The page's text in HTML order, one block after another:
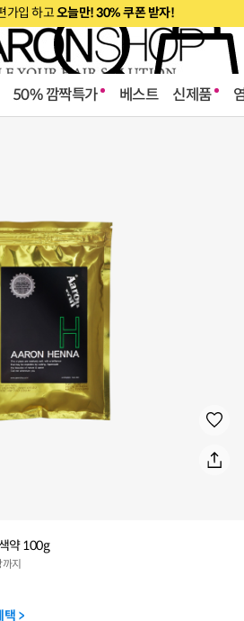
가입 하고오늘만! 30% 쿠폰 받자!
50% 깜짝특가 베스트 신제품
약 100g
지
택 >